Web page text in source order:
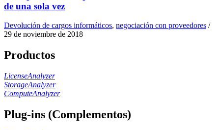
de una sola vez
Devolución de cargos informáticos, negociación con proveedores /
29 de noviembre de 2018
Productos
LicenseAnalyzer
StorageAnalyzer
ComputeAnalyzer
Plug-ins (Complementos)